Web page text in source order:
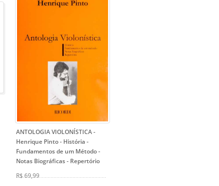
ANTOLOGIA VIOLONÍSTICA -
Henrique Pinto- História -
Fundamentos de um Método -
Notas Biográficas - Repertório
R$ 69,99